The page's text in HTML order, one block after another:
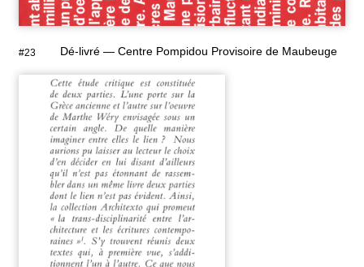
#23 Dé-livré — Centre Pompidou Provisoire de Maubeuge